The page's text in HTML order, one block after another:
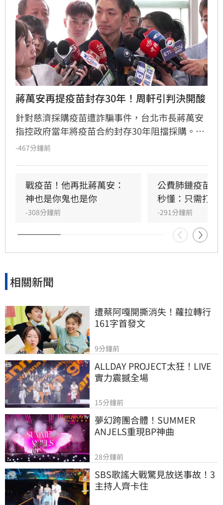
蔣萬安再提疫苗封存30年！周軒引判決開酸
針對慈濟採購疫苗遭詐騙事件，台北市長蔣萬安
指控政府當年將疫苗合約封存30年阻擋採購。對
此，周軒發文反擊，指出吳子嘉曾因散布「政府
次澄清，並質疑蔣萬安身為市長卻對此司法判決
一無所知，大酸其言論恐步上吳子嘉後塵，引發
社會對於疫苗採購政治爭議與假訊息議題的廣泛
-467分鐘前
戰疫苗！他再批蔣萬安：
神也是你鬼也是你
-308分鐘前
公費肺鏈疫苗8/
秒懂：只需打1
-291分鐘前
相關新聞
遭蔡阿嘎開撕消失！蘿拉轉行
161字首發文
9分鐘前
ALLDAY PROJECT太狂！LIVE
實力震撼全場
15分鐘前
夢幻跨團合體！SUMMER
ANJELS重現BP神曲
28分鐘前
SBS歌謠大戰驚見放送事故！3
主持人齊卡住